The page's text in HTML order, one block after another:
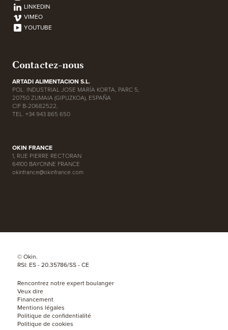
LINKEDIN
VIMEO
YOUTUBE
Contactez-nous
ARTADI ALIMENTACION S.L.
POL. INDUSTRIAL JOSE MARÍA KORTA, PARC 5,
20750 ZUMAIA (GIPUZKOA), ESPAÑA
CIF B-20682522,
TEL. +34 943 865 650
OKIN FRANCE
1, RUE PIERRE RECTORAN
64100 BAYONNE FRANCE
okinfrance@okinfrance.com
© Okin.
RSI: ES - 20.35786/SS - CE
Rencontrez notre expert boulanger
Veux dire
Financement
Mentions légales
Politique de confidentialité
Politique de cookies